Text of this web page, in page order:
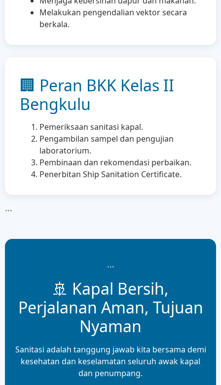
Melakukan pengendalian vektor secara
berkala.
🏢 Peran BKK Kelas II
Bengkulu
Pemeriksaan sanitasi kapal.
Pengambilan sampel dan pengujian
laboratorium.
Pembinaan dan rekomendasi perbaikan.
Penerbitan Ship Sanitation Certificate.
```
```
🚢 Kapal Bersih,
Perjalanan Aman, Tujuan
Nyaman
Sanitasi adalah tanggung jawab kita bersama demi
kesehatan dan keselamatan seluruh awak kapal
dan penumpang.